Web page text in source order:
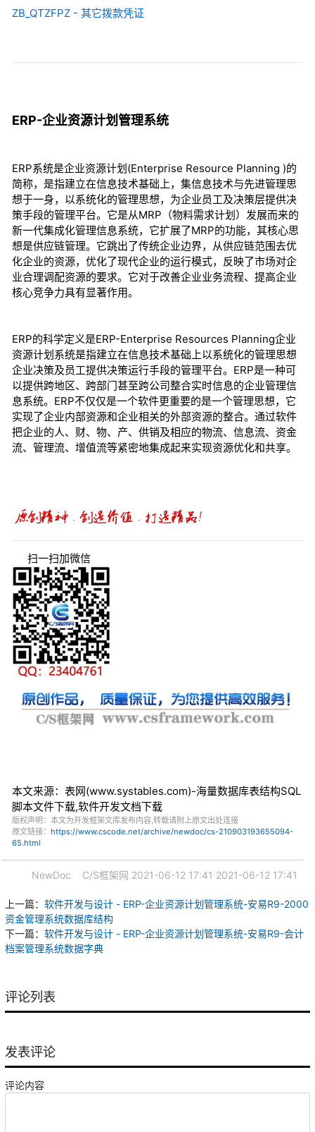
ZB_QTZFPZ - 其它拨款凭证
ERP-企业资源计划管理系统
ERP系统是企业资源计划(Enterprise Resource Planning )的
简称，是指建立在信息技术基础上，集信息技术与先进管理思
想于一身，以系统化的管理思想，为企业员工及决策层提供决
策手段的管理平台。它是从MRP（物料需求计划）发展而来的
新一代集成化管理信息系统，它扩展了MRP的功能，其核心思
想是供应链管理。它跳出了传统企业边界，从供应链范围去优
化企业的资源，优化了现代企业的运行模式，反映了市场对企
业合理调配资源的要求。它对于改善企业业务流程、提高企业
核心竞争力具有显著作用。
ERP的科学定义是ERP-Enterprise Resources Planning企业
资源计划系统是指建立在信息技术基础上以系统化的管理思想
企业决策及员工提供决策运行手段的管理平台。ERP是一种可
以提供跨地区、跨部门甚至跨公司整合实时信息的企业管理信
息系统。ERP不仅仅是一个软件更重要的是一个管理思想，它
实现了企业内部资源和企业相关的外部资源的整合。通过软件
把企业的人、财、物、产、供销及相应的物流、信息流、资金
流、管理流、增值流等紧密地集成起来实现资源优化和共享。
扫一扫加微信
本文来源：表网(www.systables.com)-海量数据库表结构SQL
脚本文件下载,软件开发文档下载
版权声明：本文为开发框架文库发布内容,转载请附上原文出处连接
原文链接： https://www.cscode.net/archive/newdoc/cs-210903193655094-
65.html
NewDoc C/S框架网 2021-06-12 17:41 2021-06-12 17:41
上一篇： 软件开发与设计 - ERP-企业资源计划管理系统-安易R9-2000
资金管理系统数据库结构
下一篇： 软件开发与设计 - ERP-企业资源计划管理系统-安易R9-会计
档案管理系统数据字典
评论列表
发表评论
评论内容